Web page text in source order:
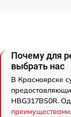
Почему для
выбрать нас
В Красноярске
HBG317BS0R.
преимуществами.